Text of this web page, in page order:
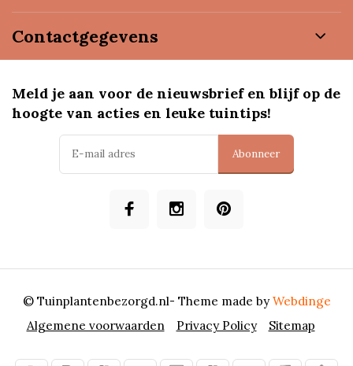
Contactgegevens
Meld je aan voor de nieuwsbrief en blijf op de
hoogte van acties en leuke tuintips!
Abonneer
Algemene voorwaarden Privacy Policy Sitemap
© Tuinplantenbezorgd.nl- Theme made byWebdinge